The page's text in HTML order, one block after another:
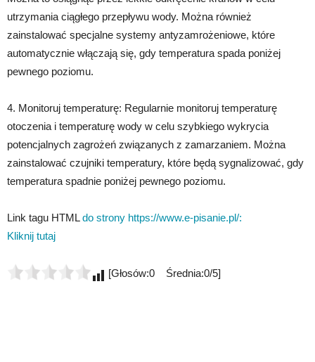
utrzymania ciągłego przepływu wody. Można również
zainstalować specjalne systemy antyzamrożeniowe, które
automatycznie włączają się, gdy temperatura spada poniżej
pewnego poziomu.
4. Monitoruj temperaturę: Regularnie monitoruj temperaturę
otoczenia i temperaturę wody w celu szybkiego wykrycia
potencjalnych zagrożeń związanych z zamarzaniem. Można
zainstalować czujniki temperatury, które będą sygnalizować, gdy
temperatura spadnie poniżej pewnego poziomu.
Link tagu HTMLdo strony https://www.e-pisanie.pl/:
Kliknij tutaj
[Głosów:0 Średnia:0/5]